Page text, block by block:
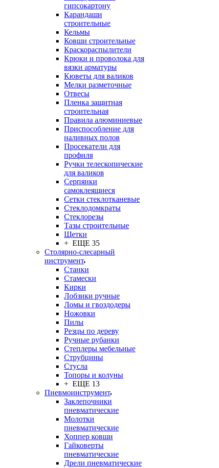
гипсокартону
Карандаши
строительные
Кельмы
Ковши строительные
Краскораспылители
Крюки и проволока для
вязки арматуры
Кюветы для валиков
Мелки разметочные
Отвесы
Пленка защитная
строительная
Правила алюминиевые
Приспособление для
наливных полов
Просекатели для
профиля
Ручки телескопические
для валиков
Серпянки
самоклеящиеся
Сетки стеклотканевые
Стеклодомкраты
Стеклорезы
Тазы строительные
Щетки
+ ЕЩЕ 35
Столярно-слесарный
инструмент
Станки
Стамески
Кирки
Лобзики ручные
Ломы и гвоздодеры
Ножовки
Пилы
Резцы по дереву
Ручные рубанки
Степлеры мебельные
Струбцины
Стусла
Топоры и колуны
+ ЕЩЕ 13
Пневмоинструмент
Заклепочники
пневматические
Молотки
пневматические
Хоппер ковши
Гайковерты
пневматические
Дрели пневматические